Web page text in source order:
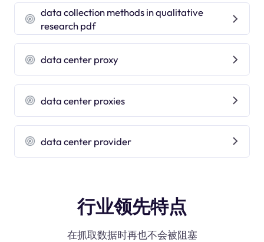
data collection methods in qualitative
research pdf
data center proxy
data center proxies
data center provider
行业领先特点
在抓取数据时再也不会被阻塞